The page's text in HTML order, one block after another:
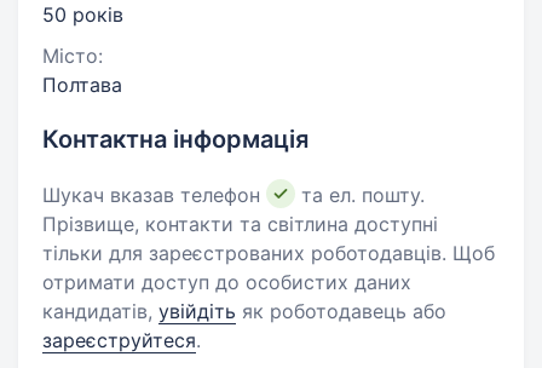
50 років
Місто:
Полтава
Контактна інформація
Шукач вказав телефон
та ел. пошту.
Прізвище, контакти та світлина доступні
тільки для зареєстрованих роботодавців. Щоб
отримати доступ до особистих даних
кандидатів, увійдіть як роботодавець або
зареєструйтеся.